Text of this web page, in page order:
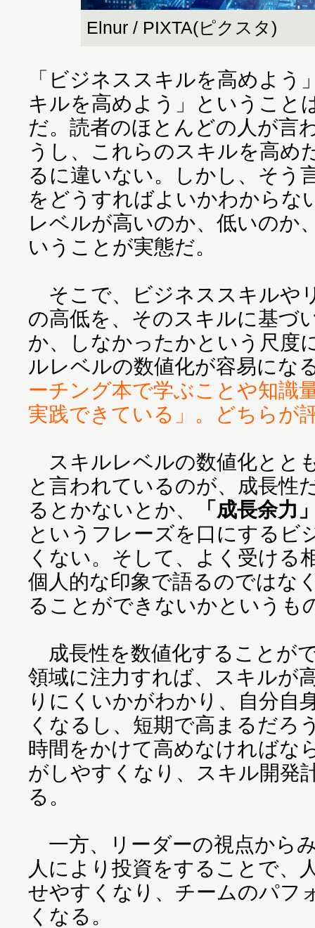
Elnur / PIXTA(ピクスタ)
「ビジネススキルを高めよう
キルを高めよう」ということ
だ。読者のほとんどの人が言
うし、これらのスキルを高め
るに違いない。しかし、そう
をどうすればよいかわからな
レベルが高いのか、低いの
いうことが実態だ。
そこで、ビジネススキルや
の高低を、そのスキルに基づ
か、しなかったかという尺度
ルレベルの数値化が容易にな
ーチング本で学ぶことや知識
実践できている」。どちらが
スキルレベルの数値化とと
と言われているのが、成長性
るとかないとか、
「成長余力
というフレーズを口にするビ
くない。そして、よく受ける
個人的な印象で語るのではな
ることができないかというも
成長性を数値化することが
領域に注力すれば、スキルが
りにくいかがわかり、自分自
くなるし、短期で高まるだろ
時間をかけて高めなければな
がしやすくなり、スキル開発
る。
一方、リーダーの視点から
人により投資をすることで、
せやすくなり、チームのパフ
くなる。